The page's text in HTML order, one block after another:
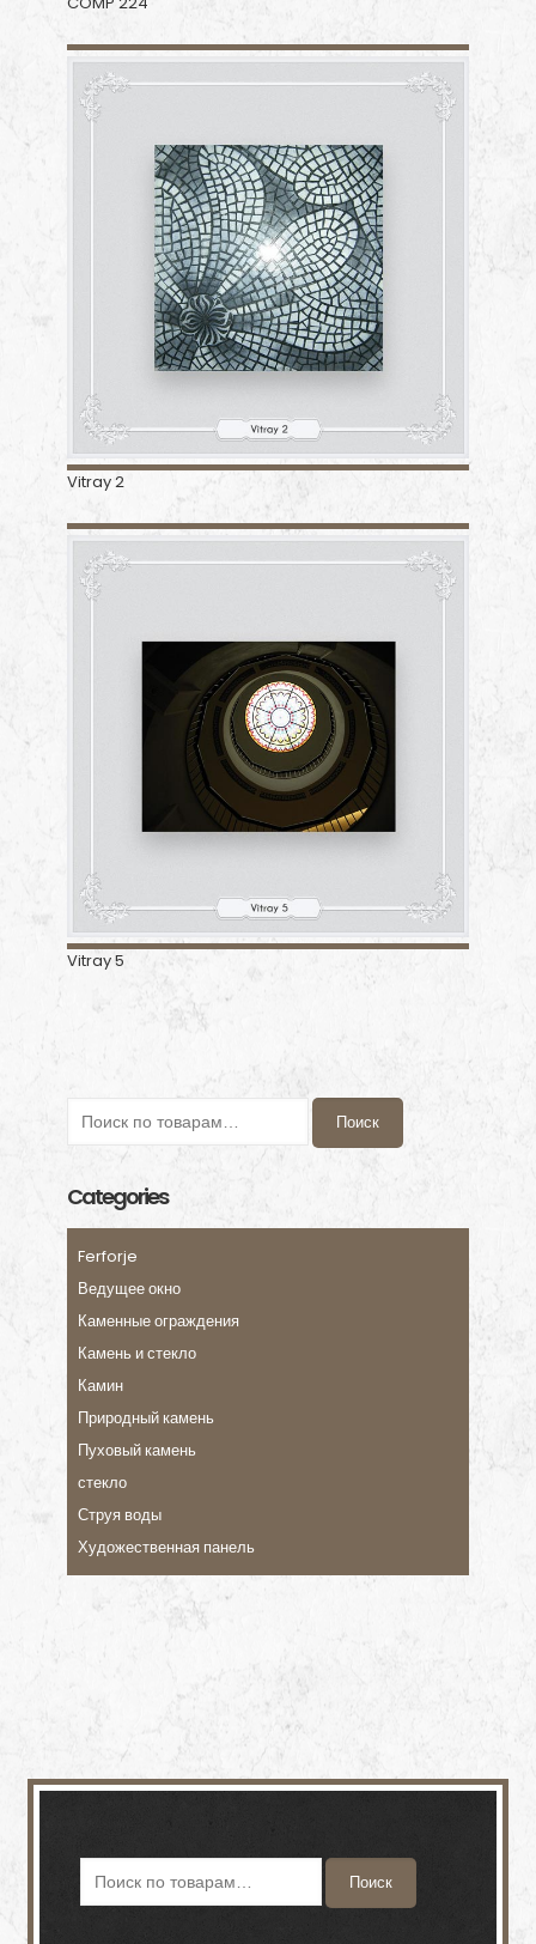
Vitray 2
Vitray 5
Поиск
Categories
Ferforje
Ведущее окно
Каменные ограждения
Камень и стекло
Камин
Природный камень
Пуховый камень
стекло
Струя воды
Художественная панель
Поиск